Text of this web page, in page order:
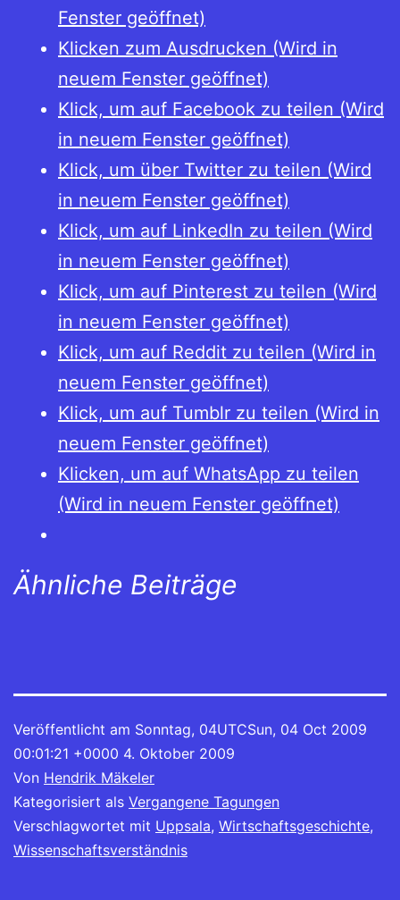
Fenster geöffnet)
Klicken zum Ausdrucken (Wird in
neuem Fenster geöffnet)
Klick, um auf Facebook zu teilen (Wird
in neuem Fenster geöffnet)
Klick, um über Twitter zu teilen (Wird
in neuem Fenster geöffnet)
Klick, um auf LinkedIn zu teilen (Wird
in neuem Fenster geöffnet)
Klick, um auf Pinterest zu teilen (Wird
in neuem Fenster geöffnet)
Klick, um auf Reddit zu teilen (Wird in
neuem Fenster geöffnet)
Klick, um auf Tumblr zu teilen (Wird in
neuem Fenster geöffnet)
Klicken, um auf WhatsApp zu teilen
(Wird in neuem Fenster geöffnet)
Ähnliche Beiträge
Veröffentlicht am Sonntag, 04UTCSun, 04 Oct 2009
00:01:21 +0000 4. Oktober 2009
Von Hendrik Mäkeler
Kategorisiert als Vergangene Tagungen
Verschlagwortet mit Uppsala, Wirtschaftsgeschichte,
Wissenschaftsverständnis